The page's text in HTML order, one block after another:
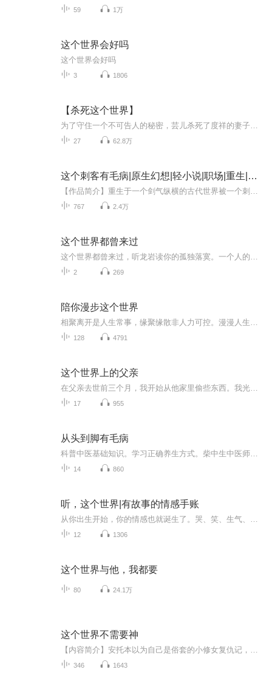
59 1万
这个世界会好吗
这个世界会好吗
3 1806
【杀死这个世界】
27 62.8万
这个刺客有毛病|原生幻想|轻小说|职场|重生|AI专辑
767 2.4万
这个世界都曾来过
2 269
陪你漫步这个世界
128 4791
这个世界上的父亲
17 955
从头到脚有毛病
14 860
听，这个世界|有故事的情感手账
12 1306
这个世界与他，我都要
80 24.1万
这个世界不需要神
346 1643